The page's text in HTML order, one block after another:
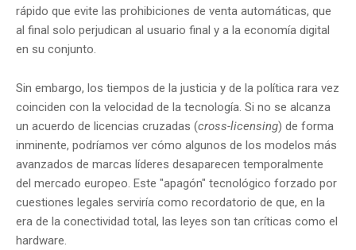
rápido que evite las prohibiciones de venta automáticas, que
al final solo perjudican al usuario final y a la economía digital
en su conjunto.
Sin embargo, los tiempos de la justicia y de la política rara vez
coinciden con la velocidad de la tecnología. Si no se alcanza
un acuerdo de licencias cruzadas (cross-licensing) de forma
inminente, podríamos ver cómo algunos de los modelos más
avanzados de marcas líderes desaparecen temporalmente
del mercado europeo. Este "apagón" tecnológico forzado por
cuestiones legales serviría como recordatorio de que, en la
era de la conectividad total, las leyes son tan críticas como el
hardware.